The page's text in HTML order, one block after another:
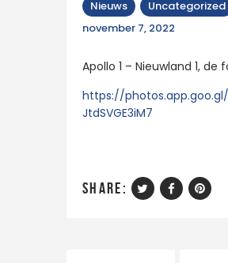
Nieuws
Uncategorized
november 7, 2022
Apollo 1 – Nieuwland 1, de
https://
JtdSVGE3iM7
share: